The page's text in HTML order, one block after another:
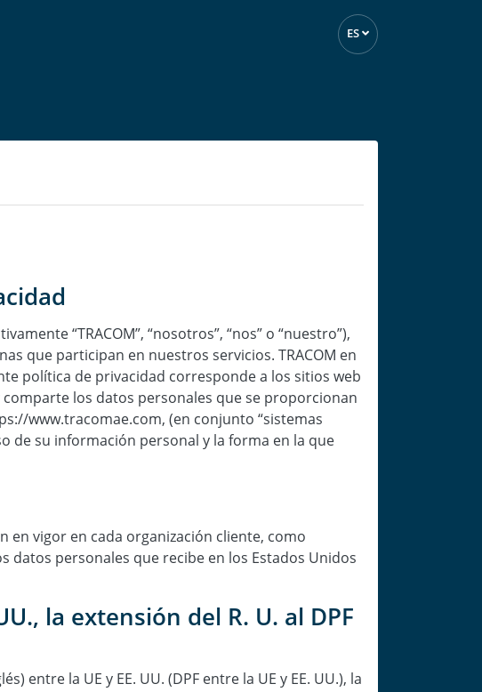
ES
“TRACOM”, “nosotros”, “nos” o “nuestro”),
que participan en nuestros servicios. TRACOM en
política de privacidad corresponde a los sitios web
comparte los datos personales que se proporcionan
www.tracomae.com, (en conjunto “sistemas
de su información personal y la forma en la que
en vigor en cada organización cliente, como
datos personales que recibe en los Estados Unidos
la extensión del R. U. al DPF
entre la UE y EE. UU. (DPF entre la UE y EE. UU.), la